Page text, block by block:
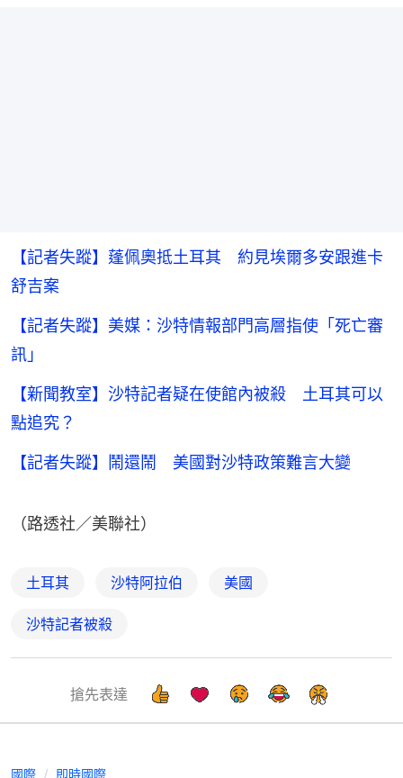
【記者失蹤】蓬佩奧抵土耳其 約見埃爾多安跟進卡
舒吉案
【記者失蹤】美媒：沙特情報部門高層指使「死亡審
訊」
【新聞教室】沙特記者疑在使館內被殺 土耳其可以
點追究？
【記者失蹤】鬧還鬧 美國對沙特政策難言大變
（路透社／美聯社）
土耳其 沙特阿拉伯 美國
沙特記者被殺
搶先表達
國際 即時國際